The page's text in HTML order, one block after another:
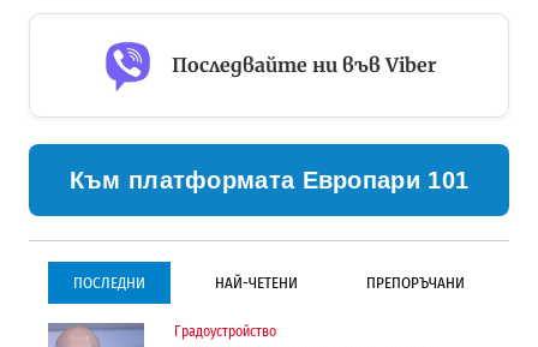
Последвайте ни във Viber
Към платформата Европари 101
ПОСЛЕДНИ НАЙ-ЧЕТЕНИ ПРЕПОРЪЧАНИ
Градоустройство
Градоустройство
Инфраструктура